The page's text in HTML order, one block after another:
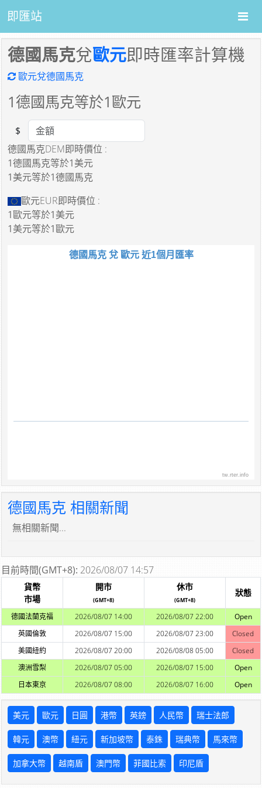
即匯站
德國馬克兌歐元即時匯率計算機
歐元兌德國馬克
1德國馬克等於1歐元
Amount
$
德國馬克DEM即時價位 :
1德國馬克等於1美元
1美元等於1德國馬克
歐元EUR即時價位 :
1歐元等於1美元
1美元等於1歐元
德國馬克 兌 歐元 近1個月匯率
tw.rter.info
德國馬克 相關新聞
無相關新聞...
目前時間(GMT+8): 2026/08/07 14:57
貨幣
市場
開市
(GMT+8)
休市
(GMT+8)
狀態
德國法蘭克福 2026/08/07 14:00 2026/08/07 22:00
Open
英國倫敦
2026/08/07 15:00 2026/08/07 23:00
Closed
美國紐約
2026/08/07 20:00 2026/08/08 05:00
Closed
澳洲雪梨
2026/08/07 05:00 2026/08/07 15:00
Open
日本東京
2026/08/07 08:00 2026/08/07 16:00 Open
美元 歐元 日圓 港幣 英鎊 人民幣 瑞士法郎
韓元 澳幣 紐元 新加坡幣 泰銖 瑞典幣 馬來幣
加拿大幣 越南盾 澳門幣 菲國比索 印尼盾